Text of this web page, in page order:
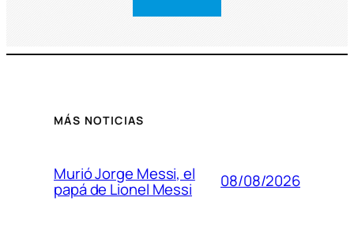
MÁS NOTICIAS
Murió Jorge Messi, el
papá de Lionel Messi 08/08/2026